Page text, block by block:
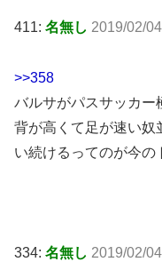
411: 名無し 2019/02/
>>358
バルサがパスサッカー
背が高くて足が速い奴
い続けるってのが今の
334: 名無し 2019/02/